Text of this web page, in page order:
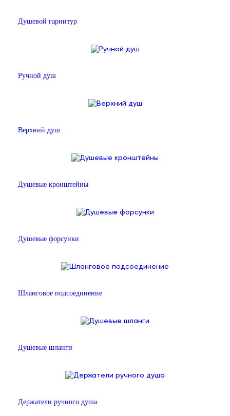
Душевой гарнитур
Ручной душ
Верхний душ
Душевые кронштейны
Душевые форсунки
Шланговое подсоединение
Душевые шланги
Держатели ручного душа